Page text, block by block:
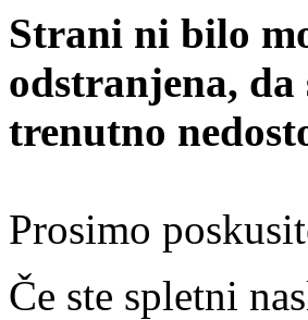
Strani ni bilo
odstranjena,
trenutno
Prosimo
Če ste spletni